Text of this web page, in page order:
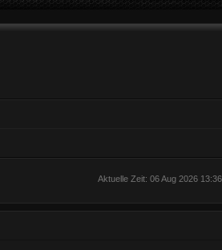
Aktuelle Zeit: 06 Aug 2026 13:36